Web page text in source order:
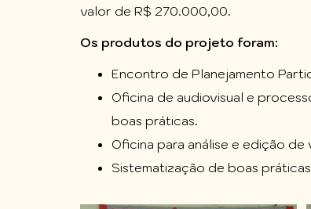
valor de R$ 270.000,00.
Os produtos do projeto foram:
Encontro de Planejamento
Oficina de audiovisual e
boas práticas.
Oficina para análise e edição
Sistematização de boas